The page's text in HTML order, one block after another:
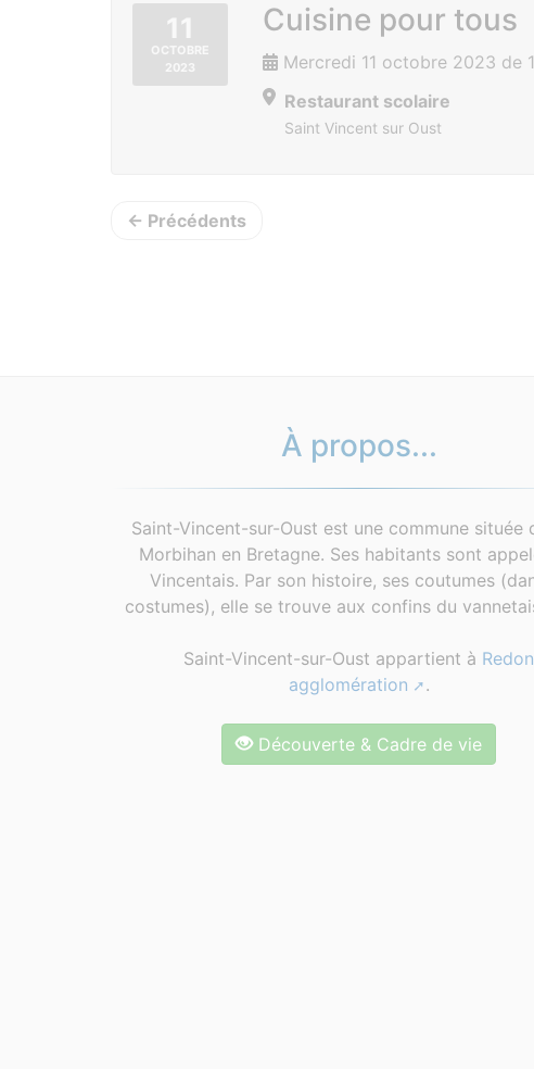
11
OCTOBRE
2023
Cuisine pour tous
Mercredi 11 octobre 2023 de
Restaurant scolaire
Saint Vincent sur Oust
← Précédents
À propos...
Saint-Vincent-sur-Oust est une commune située
Morbihan en Bretagne. Ses habitants sont
Vincentais. Par son histoire, ses coutumes
costumes), elle se trouve aux confins du
Saint-Vincent-sur-Oust appartient à Redon
agglomération
.
Découverte & Cadre de vie